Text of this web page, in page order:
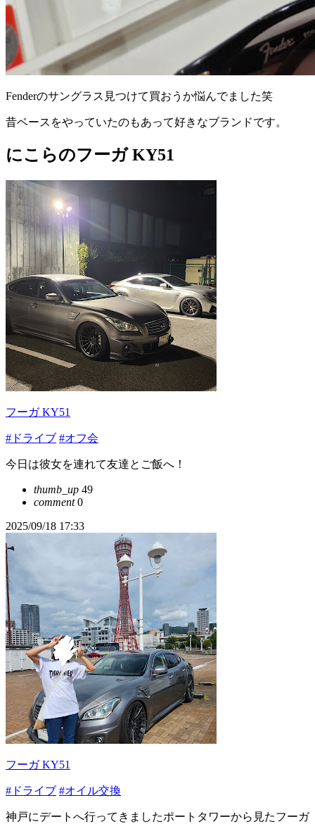
Fenderのサングラス見つけて買おうか悩んでました笑
昔ベースをやっていたのもあって好きなブランドです。
にこらのフーガ KY51
フーガ KY51
#ドライブ #オフ会
今日は彼女を連れて友達とご飯へ！
thumb_up 49
comment0
2025/09/18 17:33
フーガ KY51
#ドライブ #オイル交換
神戸にデートへ行ってきましたポートタワーから見たフーガ